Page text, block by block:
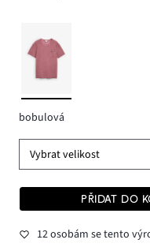
bobulová
Vybrat velikost
PŘIDAT DO
12 osobám se tento